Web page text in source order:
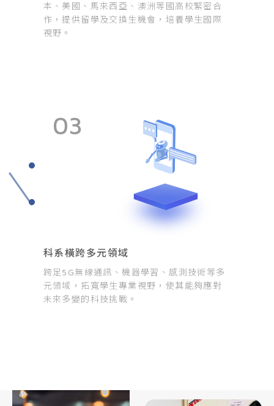
本、美國、馬來西亞、澳洲等國高校緊密合
作，提供留學及交換生機會，培養學生國際
視野。
03
科系橫跨多元領域
跨足5G無線通訊、機器學習、感測技術等多
元領域，拓寬學生專業視野，使其能夠應對
未來多變的科技挑戰。